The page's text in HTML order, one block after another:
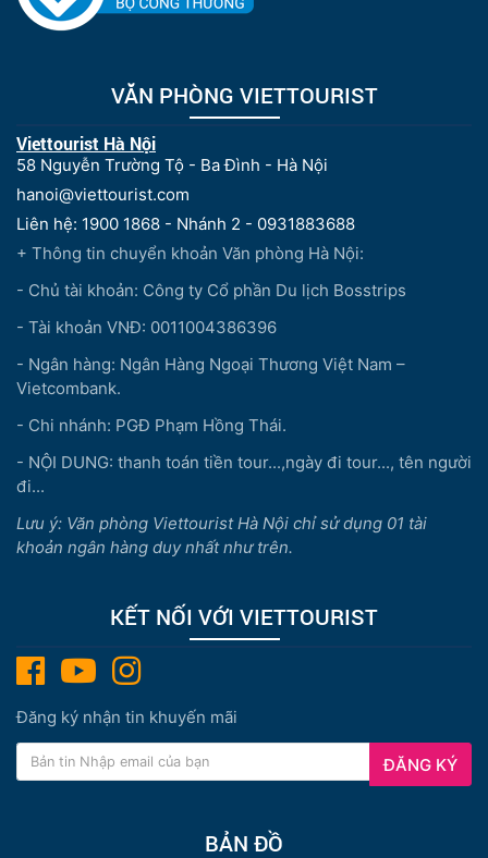
VĂN PHÒNG VIETTOURIST
Viettourist Hà Nội
58 Nguyễn Trường Tộ - Ba Đình - Hà Nội
hanoi@viettourist.com
Liên hệ: 1900 1868 - Nhánh 2 - 0931883688
+ Thông tin chuyển khoản Văn phòng Hà Nội:
- Chủ tài khoản: Công ty Cổ phần Du lịch Bosstrips
- Tài khoản VNĐ: 0011004386396
- Ngân hàng: Ngân Hàng Ngoại Thương Việt Nam –
Vietcombank.
- Chi nhánh: PGĐ Phạm Hồng Thái.
- NỘI DUNG: thanh toán tiền tour...,ngày đi tour..., tên người
đi...
Lưu ý: Văn phòng Viettourist Hà Nội chỉ sử dụng 01 tài
khoản ngân hàng duy nhất như trên.
KẾT NỐI VỚI VIETTOURIST
Đăng ký nhận tin khuyến mãi
ĐĂNG KÝ
BẢN ĐỒ